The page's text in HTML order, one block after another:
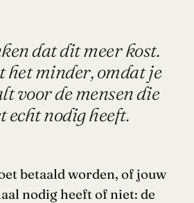
dat dit meer kost.
het minder, omdat je
voor de mensen die
echt nodig heeft.
betaald worden, of jouw
nodig heeft of niet: de